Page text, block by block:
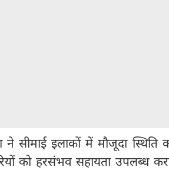
सीमाई इलाकों में मौजूदा
को हरसंभव सहायता उपलब्ध